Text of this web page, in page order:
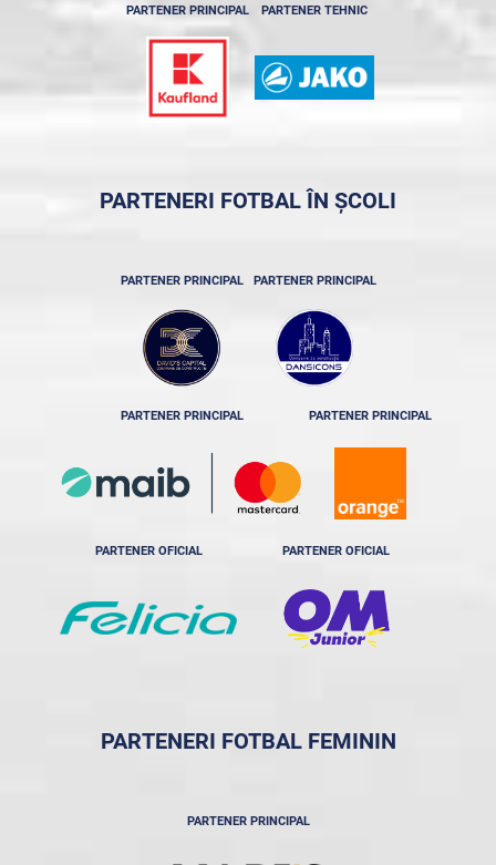
PARTENER PRINCIPAL PARTENER TEHNIC
PARTENERI FOTBAL ÎN ȘCOLI
PARTENER PRINCIPAL PARTENER PRINCIPAL
PARTENER PRINCIPAL PARTENER PRINCIPAL
PARTENER OFICIAL PARTENER OFICIAL
PARTENERI FOTBAL FEMININ
PARTENER PRINCIPAL